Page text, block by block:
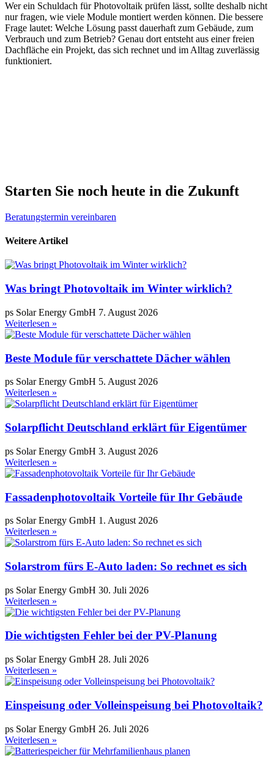
Wer ein Schuldach für Photovoltaik prüfen lässt, sollte deshalb nicht
nur fragen, wie viele Module montiert werden können. Die bessere
Frage lautet: Welche Lösung passt dauerhaft zum Gebäude, zum
Verbrauch und zum Betrieb? Genau dort entsteht aus einer freien
Dachfläche ein Projekt, das sich rechnet und im Alltag zuverlässig
funktioniert.
Starten Sie noch heute in die Zukunft
Beratungstermin vereinbaren
Weitere Artikel
Was bringt Photovoltaik im Winter wirklich?
ps Solar Energy GmbH 7. August 2026
Weiterlesen »
Beste Module für verschattete Dächer wählen
ps Solar Energy GmbH 5. August 2026
Weiterlesen »
Solarpflicht Deutschland erklärt für Eigentümer
ps Solar Energy GmbH 3. August 2026
Weiterlesen »
Fassadenphotovoltaik Vorteile für Ihr Gebäude
ps Solar Energy GmbH 1. August 2026
Weiterlesen »
Solarstrom fürs E-Auto laden: So rechnet es sich
ps Solar Energy GmbH 30. Juli 2026
Weiterlesen »
Die wichtigsten Fehler bei der PV-Planung
ps Solar Energy GmbH 28. Juli 2026
Weiterlesen »
Einspeisung oder Volleinspeisung bei Photovoltaik?
ps Solar Energy GmbH 26. Juli 2026
Weiterlesen »